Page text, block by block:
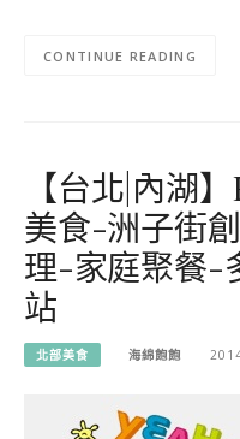
CONTINUE READING
【台北|內湖
美食-洲子街
理-家庭聚餐-
站
北部美食 海綿飽飽